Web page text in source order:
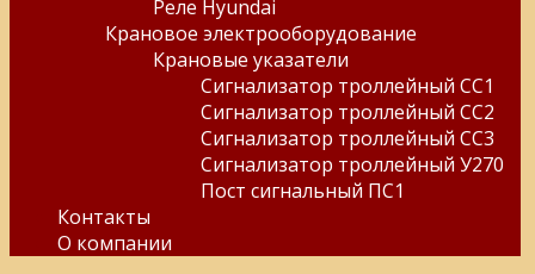
Реле Hyundai
Крановое электрооборудование
Крановые указатели
Сигнализатор троллейный СС1
Сигнализатор троллейный СС2
Сигнализатор троллейный СС3
Сигнализатор троллейный У270
Пост сигнальный ПС1
Контакты
О компании